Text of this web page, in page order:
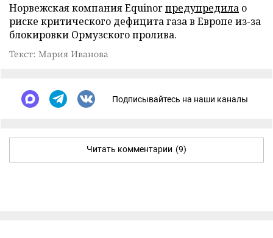
Норвежская компания Equinorпредупредила о
риске критического дефицита газа в Европе из-за
блокировки Ормузского пролива.
Текст: Мария Иванова
Подписывайтесь на наши каналы
Читать комментарии (9)